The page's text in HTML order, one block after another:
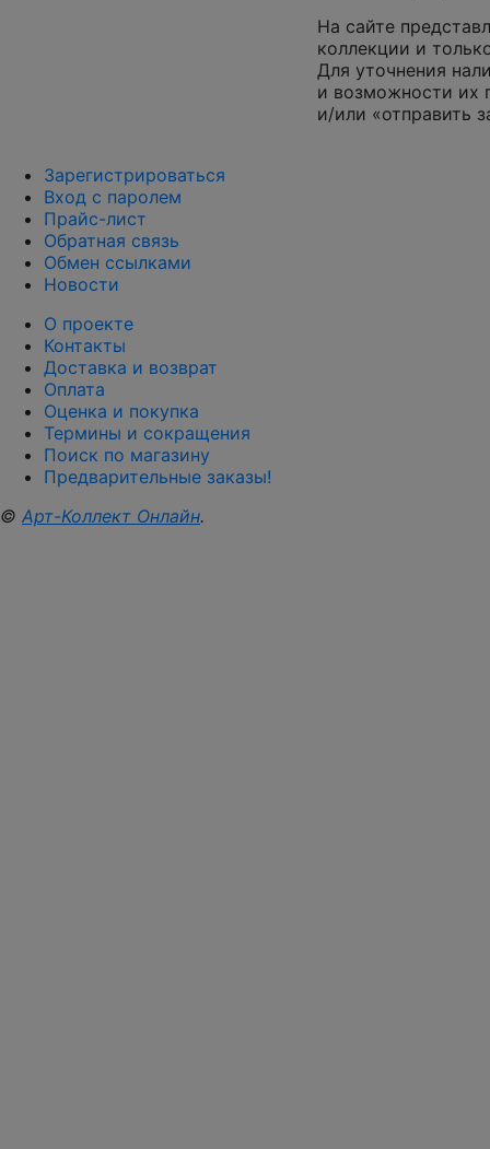
На сайте
коллекции и
Для уточнения
и возможности их
и/или «отправить
Зарегистрироваться
Вход с паролем
Прайс-лист
Обратная связь
Обмен ссылками
Новости
О проекте
Контакты
Доставка и возврат
Оплата
Оценка и покупка
Термины и сокращения
Поиск по магазину
Предварительные заказы!
© Арт-Коллект Онлайн.